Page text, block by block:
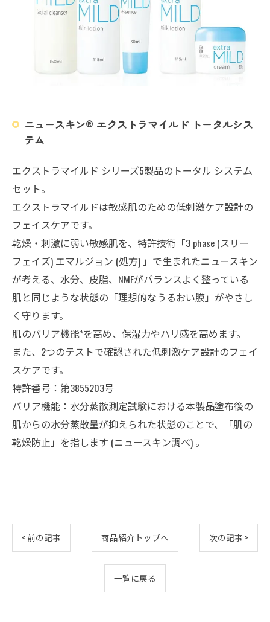
ニュースキン® エクストラマイルド トータルシス
テム
エクストラマイルド シリーズ5製品のトータル システム
セット。
エクストラマイルドは敏感肌のための低刺激ケア設計の
フェイスケアです。
乾燥・刺激に弱い敏感肌を、特許技術「3 phase (スリー
フェイズ) エマルジョン (処方) 」で生まれたニュースキン
が考える、水分、皮脂、NMFがバランスよく整っている
肌と同じような状態の「理想的なうるおい膜」がやさし
く守ります。
肌のバリア機能*を高め、保湿力やハリ感を高めます。
また、2つのテストで確認された低刺激ケア設計のフェイ
スケアです。
特許番号：第3855203号
バリア機能：水分蒸散測定試験における本製品塗布後の
肌からの水分蒸散量が抑えられた状態のことで、「肌の
乾燥防止」を指します (ニュースキン調べ) 。
< 前の記事 商品紹介トップへ 次の記事 >
一覧に戻る